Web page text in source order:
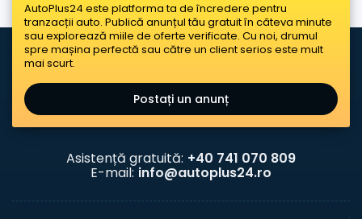
AutoPlus24 este platforma ta de încredere pentru
tranzacții auto. Publică anunțul tău gratuit în câteva minute
sau explorează miile de oferte verificate. Cu noi, drumul
spre mașina perfectă sau către un client serios este mult
mai scurt.
Postați un anunț
Asistență gratuită: +40 741 070 809
E-mail: info@autoplus24.ro